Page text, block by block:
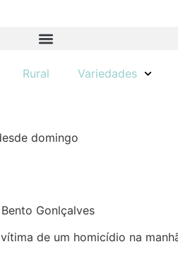
Rural Variedades
domingo
Gonlçalves
de um homicídio na